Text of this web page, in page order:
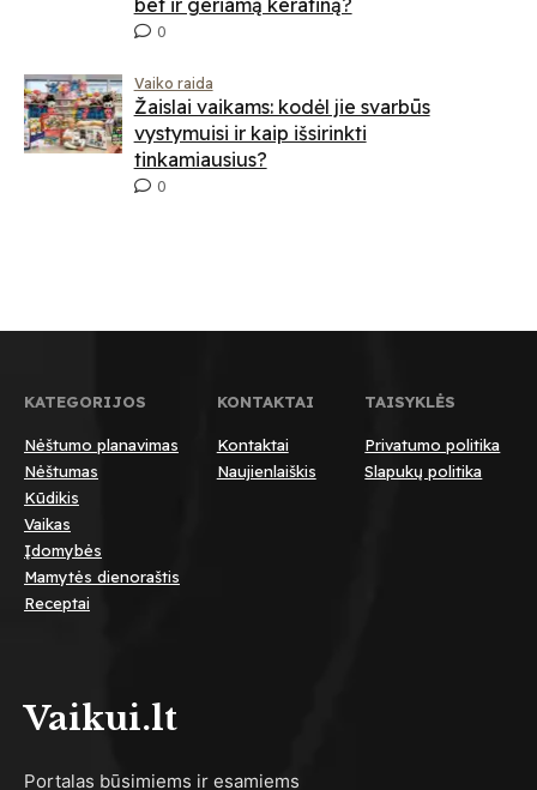
0
Vaiko raida
Žaislai vaikams: kodėl jie svarbūs
vystymuisi ir kaip išsirinkti
tinkamiausius?
0
KATEGORIJOS
Nėštumo planavimas
Nėštumas
Kūdikis
Vaikas
Įdomybės
Mamytės dienoraštis
Receptai
KONTAKTAI
Kontaktai
Naujienlaiškis
TAISYKLĖS
Privatumo politika
Slapukų politika
Vaikui.lt
Portalas būsimiems ir esamiems